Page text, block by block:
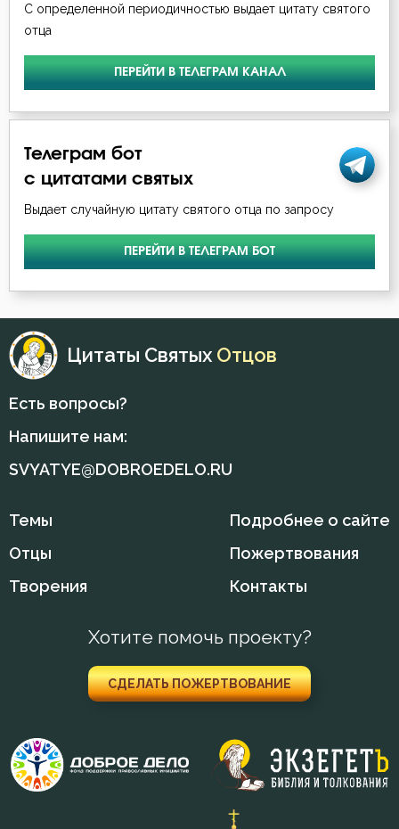
С определенной периодичностью выдает цитату святого
отца
ПЕРЕЙТИ В ТЕЛЕГРАМ КАНАЛ
Телеграм бот
с цитатами святых
Выдает случайную цитату святого отца по запросу
ПЕРЕЙТИ В ТЕЛЕГРАМ БОТ
Цитаты Святых Отцов
Есть вопросы?
Напишите нам:
SVYATYE@DOBROEDELO.RU
Темы
Отцы
Творения
Подробнее о сайте
Пожертвования
Контакты
Хотите помочь проекту?
СДЕЛАТЬ ПОЖЕРТВОВАНИЕ